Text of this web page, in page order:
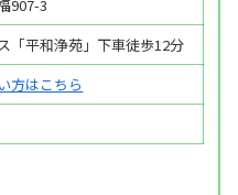
907-3
「平和浄苑」下車徒歩12分
方はこちら